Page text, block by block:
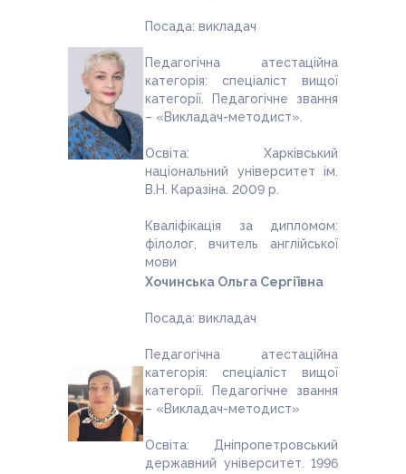
Посада: викладач
Педагогічна атестаційна
категорія: спеціаліст вищої
категорії. Педагогічне звання
– «Викладач-методист».
Освіта: Харківський
національний університет ім.
В.Н. Каразіна. 2009 р.
Кваліфікація за дипломом:
філолог, вчитель англійської
мови
Хочинська Ольга Сергіївна
Посада: викладач
Педагогічна атестаційна
категорія: спеціаліст вищої
категорії. Педагогічне звання
– «Викладач-методист»
Освіта: Дніпропетровський
державний університет. 1996